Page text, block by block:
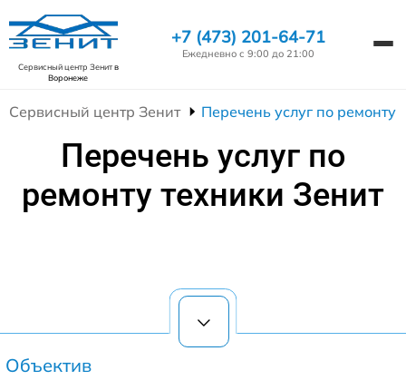
Сервисный центр Зенитв
Воронеже
+7 (473) 201-64-71
Ежедневно с 9:00 до 21:00
Сервисный центр Зенит Перечень услуг по ремонту
Перечень услуг по
ремонту техники Зенит
Объектив